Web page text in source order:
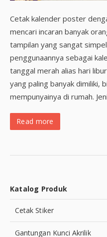
Cetak kalender poster
mencari incaran banyak
tampilan yang sangat
penggunaannya sebagai
tanggal merah alias hari
yang paling banyak dimiliki,
mempunyainya di rumah.
Read more
Katalog Produk
Cetak Stiker
Gantungan Kunci Akrilik